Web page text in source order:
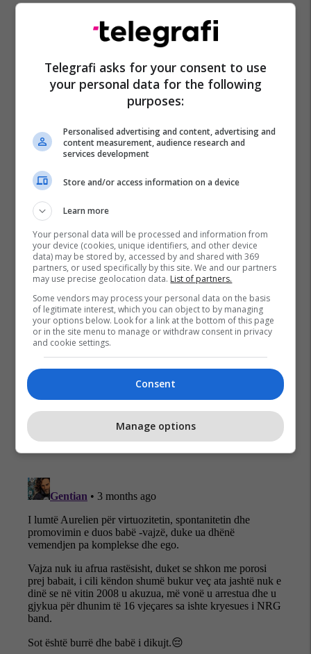
Besnik Qaka
Telegrafi asks for your consent to use
your personal data for the following
purposes:
Personalised advertising and content, advertising and
content measurement, audience research and
services development
Store and/or access information on a device
Learn more
Your personal data will be processed and information from
your device (cookies, unique identifiers, and other device
data) may be stored by, accessed by and shared with 369
partners, or used specifically by this site. We and our partners
may use precise geolocation data. List of partners.
Some vendors may process your personal data on the basis
of legitimate interest, which you can object to by managing
your options below. Look for a link at the bottom of this page
or in the site menu to manage or withdraw consent in privacy
and cookie settings.
Consent
Manage options